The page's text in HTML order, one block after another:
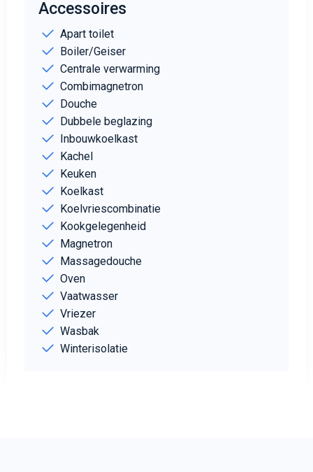
Accessoires
Apart toilet
Boiler/Geiser
Centrale verwarming
Combimagnetron
Douche
Dubbele beglazing
Inbouwkoelkast
Kachel
Keuken
Koelkast
Koelvriescombinatie
Kookgelegenheid
Magnetron
Massagedouche
Oven
Vaatwasser
Vriezer
Wasbak
Winterisolatie